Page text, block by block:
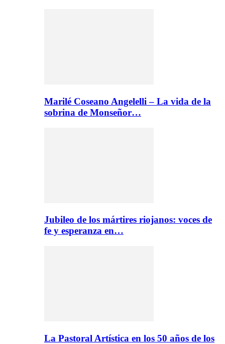
Marilé Coseano Angelelli – La vida de la
sobrina de Monseñor…
Jubileo de los mártires riojanos: voces de
fe y esperanza en…
La Pastoral Artística en los 50 años de los